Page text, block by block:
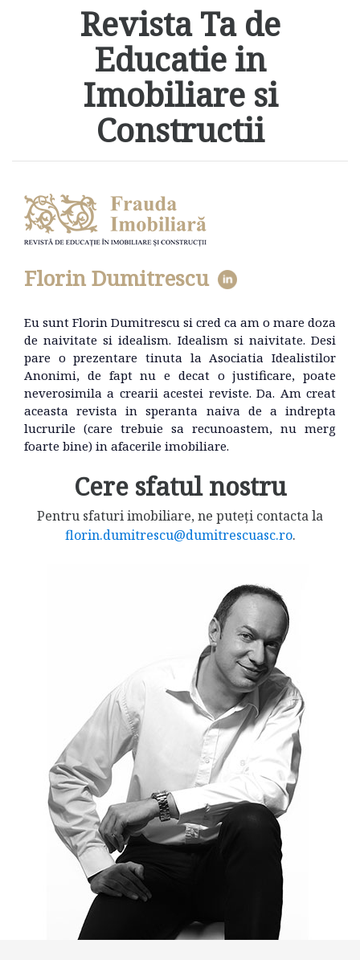
Revista Ta de
Educatie in
Imobiliare si
Constructii
Florin Dumitrescu
Eu sunt Florin Dumitrescu si cred ca am o mare doza
de naivitate si idealism. Idealism si naivitate. Desi
pare o prezentare tinuta la Asociatia Idealistilor
Anonimi, de fapt nu e decat o justificare, poate
neverosimila a crearii acestei reviste. Da. Am creat
aceasta revista in speranta naiva de a indrepta
lucrurile (care trebuie sa recunoastem, nu merg
foarte bine) in afacerile imobiliare.
Cere sfatul nostru
Pentru sfaturi imobiliare, ne puteți contacta la
florin.dumitrescu@dumitrescuasc.ro.